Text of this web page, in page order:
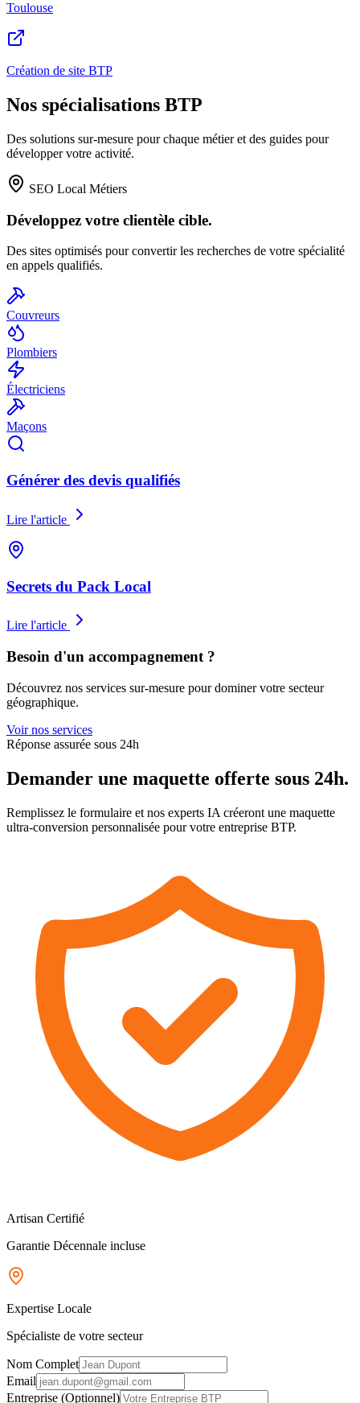
Toulouse
Création de site BTP
Nos spécialisations BTP
Des solutions sur-mesure pour chaque métier et des guides pour
développer votre activité.
SEO Local Métiers
Développez votre clientèle cible.
Des sites optimisés pour convertir les recherches de votre spécialité
en appels qualifiés.
Couvreurs
Plombiers
Électriciens
Maçons
Générer des devis qualifiés
Lire l'article
Secrets du Pack Local
Lire l'article
Besoin d'un accompagnement ?
Découvrez nos services sur-mesure pour dominer votre secteur
géographique.
Voir nos services
Réponse assurée sous 24h
Demander une maquette offerte sous 24h.
Remplissez le formulaire et nos experts IA créeront une maquette
ultra-conversion personnalisée pour votre entreprise BTP.
Artisan Certifié
Garantie Décennale incluse
Expertise Locale
Spécialiste de votre secteur
Nom Complet
Email
Entreprise (Optionnel)